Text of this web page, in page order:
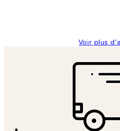
Voir plus